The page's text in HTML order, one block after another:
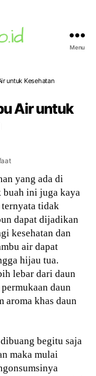
Menu
untuk Kesehatan
Air untuk
yang ada di
buah ini juga kaya
ternyata tidak
dapat dijadikan
kesehatan dan
air dapat
hijau tua.
lebar dari daun
daun
aroma khas daun
begitu saja
maka mulai